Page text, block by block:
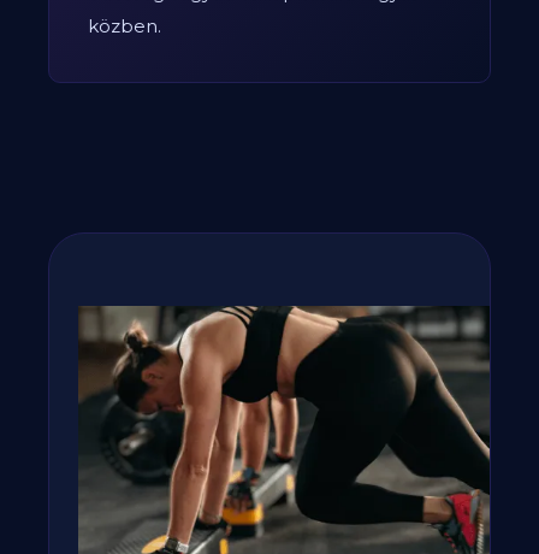
közben.
Fogyj, izmosodj te is a
GetFIT App-al!
Kalória és tápanyag terv, több száz recept,
edzés vár rád appunkban - kattints a
gombra, rakjuk össze tervedet!